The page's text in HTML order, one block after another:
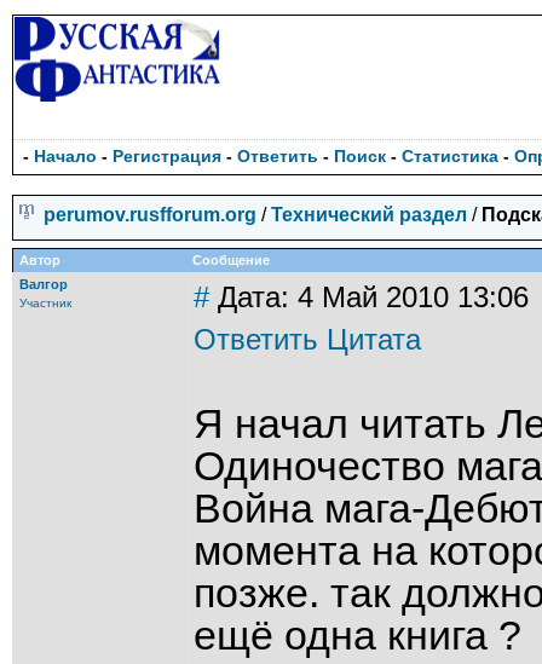
- Начало - Регистрация - Ответить - Поиск - Статистика -
perumov.rusfforum.org /Технический раздел /
Автор
Сообщение
Валгор
Участник #Дата: 4 Май 2010 13:06
Ответить Цитата
Я начал читать
Одиночество
Война мага-
момента на
позже. так
ещё одна книга ?